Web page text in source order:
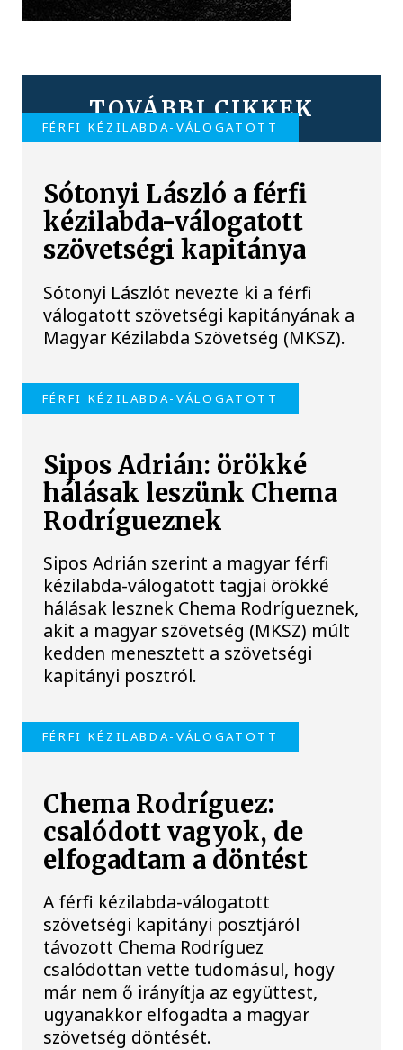
TOVÁBBI CIKKEK
FÉRFI KÉZILABDA-VÁLOGATOTT
Sótonyi László a férfi
kézilabda-válogatott
szövetségi kapitánya
Sótonyi Lászlót nevezte ki a férfi
válogatott szövetségi kapitányának a
Magyar Kézilabda Szövetség (MKSZ).
FÉRFI KÉZILABDA-VÁLOGATOTT
Sipos Adrián: örökké
hálásak leszünk Chema
Rodrígueznek
Sipos Adrián szerint a magyar férfi
kézilabda-válogatott tagjai örökké
hálásak lesznek Chema Rodrígueznek,
akit a magyar szövetség (MKSZ) múlt
kedden menesztett a szövetségi
kapitányi posztról.
FÉRFI KÉZILABDA-VÁLOGATOTT
Chema Rodríguez:
csalódott vagyok, de
elfogadtam a döntést
A férfi kézilabda-válogatott
szövetségi kapitányi posztjáról
távozott Chema Rodríguez
csalódottan vette tudomásul, hogy
már nem ő irányítja az együttest,
ugyanakkor elfogadta a magyar
szövetség döntését.